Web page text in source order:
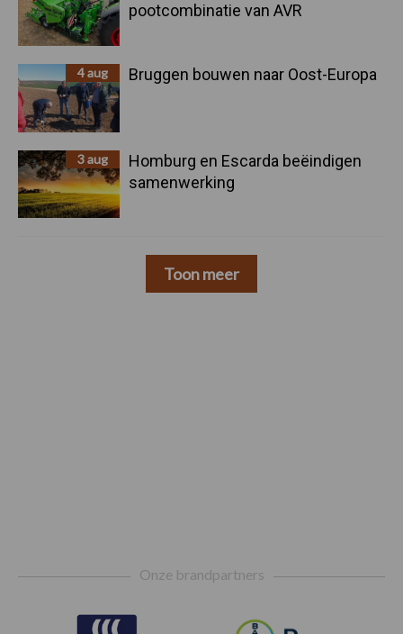
pootcombinatie van AVR
4 aug Bruggen bouwen naar Oost-Europa
3 aug
Homburg en Escarda beëindigen
samenwerking
Toon meer
Onze brandpartners